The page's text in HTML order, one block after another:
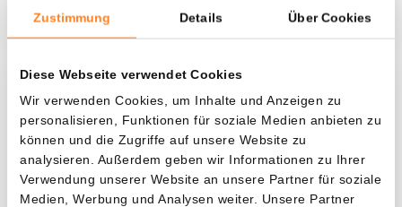
Zustimmung Details Über Cookies
Diese Webseite verwendet Cookies
Wir verwenden Cookies, um Inhalte und Anzeigen zu
personalisieren, Funktionen für soziale Medien anbieten zu
können und die Zugriffe auf unsere Website zu
analysieren. Außerdem geben wir Informationen zu Ihrer
Verwendung unserer Website an unsere Partner für soziale
Medien, Werbung und Analysen weiter. Unsere Partner
Was, wenn ich...?
Zie hoeveel waarde je vandaag zou hebben als
je dollar-cost averaging had toegepast op
verschillende cryptocurrencies.